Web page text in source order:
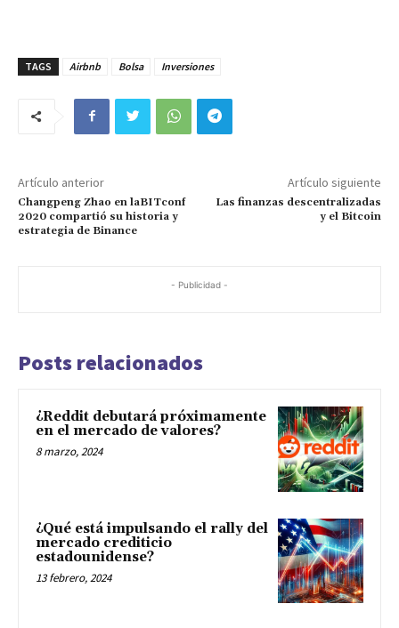
TAGS Airbnb Bolsa Inversiones
Artículo anterior
Changpeng Zhao en laBITconf
2020 compartió su historia y
estrategia de Binance
Artículo siguiente
Las finanzas descentralizadas
y el Bitcoin
- Publicidad -
Posts relacionados
¿Reddit debutará próximamente
en el mercado de valores?
8 marzo, 2024
¿Qué está impulsando el rally del
mercado crediticio
estadounidense?
13 febrero, 2024